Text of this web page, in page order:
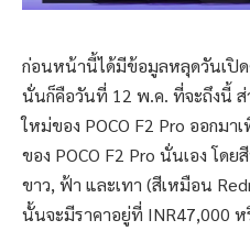
ก่อนหน้านี้ได้มีข้อมูลหลุดวันเปิด
นั่นก็คือวันที่ 12 พ.ค. ที่จะถึงนี้
ใหม่ของ POCO F2 Pro ออกม
ของ POCO F2 Pro นั่นเอง โด
ขาว, ฟ้า และเทา (สีเหมือน
นั้นจะมีราคาอยู่ที่ INR47,000